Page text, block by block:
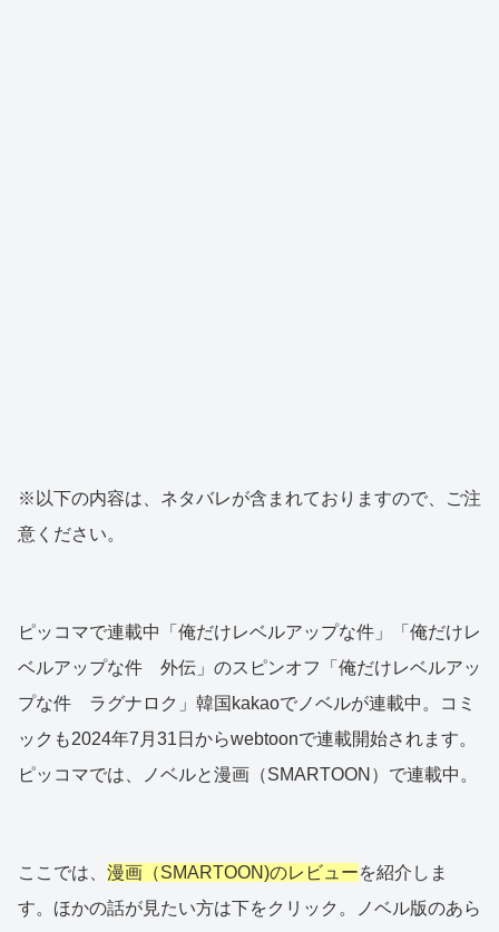
※以下の内容は、ネタバレが含まれておりますので、ご注
意ください。
ピッコマで連載中「俺だけレベルアップな件」「俺だけレ
ベルアップな件 外伝」のスピンオフ「俺だけレベルアッ
プな件 ラグナロク」韓国kakaoでノベルが連載中。コミ
ックも2024年7月31日からwebtoonで連載開始されます。
ピッコマでは、ノベルと漫画（SMARTOON）で連載中。
ここでは、 漫画（SMARTOON)のレビューを紹介しま
す。ほかの話が見たい方は下をクリック。ノベル版のあら